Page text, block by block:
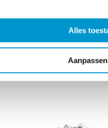
Alles
Aanpassen